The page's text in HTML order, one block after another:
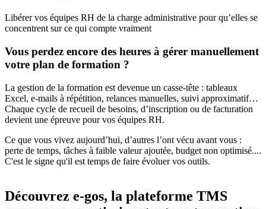
Libérer vos équipes RH de la charge administrative pour qu’elles se
concentrent sur ce qui compte vraiment
Vous perdez encore des heures à gérer manuellement
votre plan de formation ?
La gestion de la formation est devenue un casse-tête : tableaux
Excel, e-mails à répétition, relances manuelles, suivi approximatif…
Chaque cycle de recueil de besoins, d’inscription ou de facturation
devient une épreuve pour vos équipes RH.
Ce que vous vivez aujourd’hui, d’autres l’ont vécu avant vous :
perte de temps, tâches à faible valeur ajoutée, budget non optimisé....
C'est le signe qu'il est temps de faire évoluer vos outils.
Découvrez e-gos, la plateforme TMS